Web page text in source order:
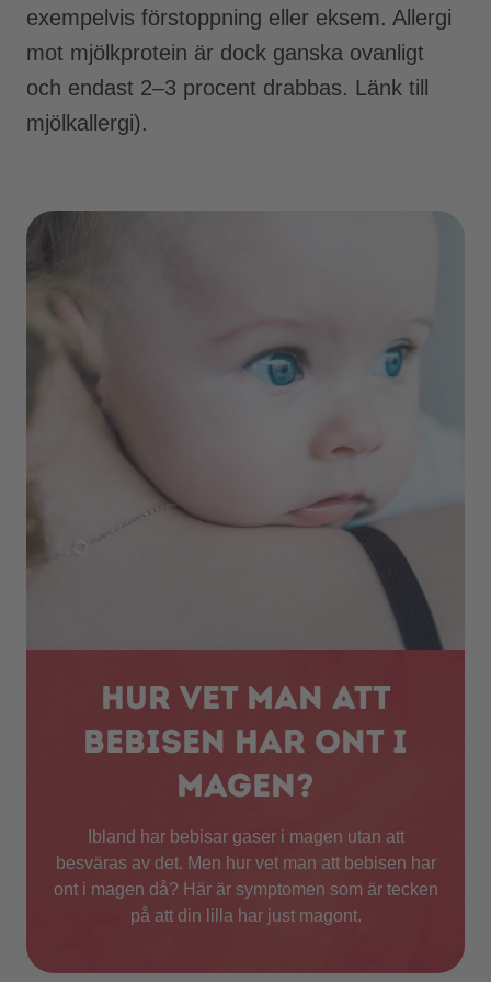
exempelvis förstoppning eller eksem. Allergi
mot mjölkprotein är dock ganska ovanligt
och endast 2–3 procent drabbas. Länk till
mjölkallergi).
Hur vet man att
bebisen har ont i
magen?
Ibland har bebisar gaser i magen utan att
besväras av det. Men hur vet man att bebisen har
ont i magen då? Här är symptomen som är tecken
på att din lilla har just magont.